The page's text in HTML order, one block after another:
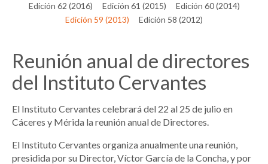
Edición 62 (2016)
Edición 61 (2015)
Edición 60 (2014)
Edición 59 (2013)
Edición 58 (2012)
Reunión anual de directores
del Instituto Cervantes
El Instituto Cervantes celebrará del 22 al 25 de julio en
Cáceres y Mérida la reunión anual de Directores.
El Instituto Cervantes organiza anualmente una reunión,
presidida por su Director, Víctor García de la Concha, y por